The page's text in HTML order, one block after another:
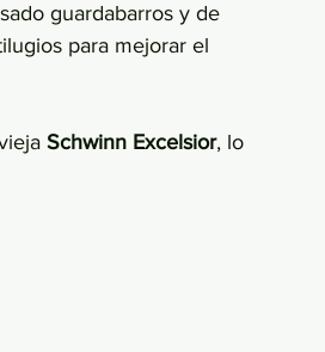
guardabarros y de
para mejorar el
Schwinn Excelsior, lo